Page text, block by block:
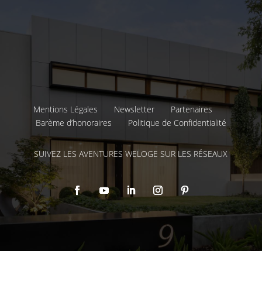
Mentions Légales Newsletter
Partenaires
Barème d’honoraires
Politique de Confidentialité
SUIVEZ LES AVENTURES WELOGE SUR LES RÉSEAUX